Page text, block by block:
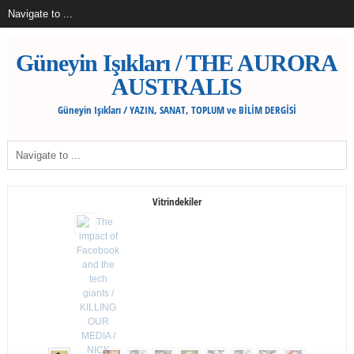
Güneyin Işıkları / THE AURORA
AUSTRALIS
Güneyin Işıkları / YAZIN, SANAT, TOPLUM ve BİLİM DERGİSİ
Vitrindekiler